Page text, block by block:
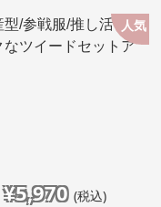
人気
¥5,970 (税込)